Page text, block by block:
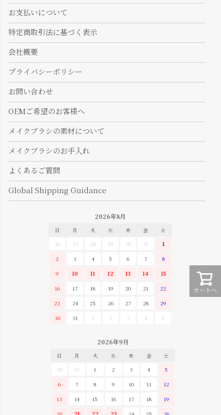
カートへ
お支払いについて
特定商取引法に基づく表示
会社概要
プライバシーポリシー
お問い合わせ
OEMご希望のお客様へ
メイクブラシの素材について
メイクブラシのお手入れ
よくあるご質問
Global Shipping Guidance
2026年8月
日 月 火 水 木 金
土
26
27 28 29 30 31
1
2
3 4 5 6 7
8
9
10 11 12 13 14
15
16
17 18 19 20 21
22
23
24 25 26 27 28
29
30
31 1 2 3 4 5
2026年9月
日 月 火 水 木 金
土
30
31 1 2 3 4
5
6
7 8 9 10 11
12
13
14 15 16 17 18
19